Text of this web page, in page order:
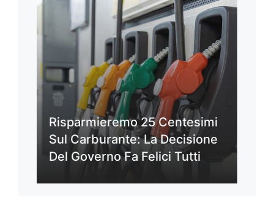
Risparmieremo 25 Centesimi
Sul Carburante: La Decisione
Del Governo Fa Felici Tutti